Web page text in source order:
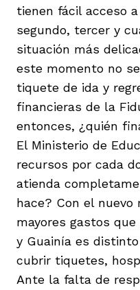
tienen fácil acceso
segundo, tercer y
situación más
este momento no
tiquete de ida y
financieras de la
entonces, ¿quién
El Ministerio de
recursos por cada
atienda
hace? Con el
mayores gastos
y Guainía es
cubrir tiquetes,
Ante la falta de